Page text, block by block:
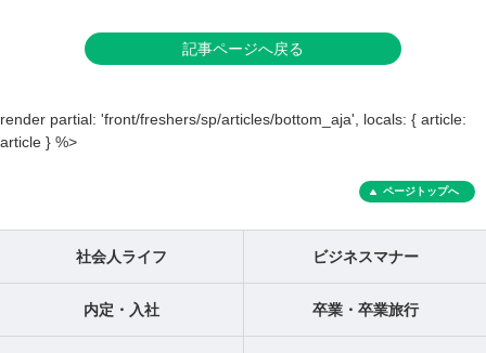
記事ページへ戻る
render partial: 'front/freshers/sp/articles/bottom_aja', locals: { article:
article } %>
ページトップへ
社会人ライフ ビジネスマナー
内定・入社 卒業・卒業旅行